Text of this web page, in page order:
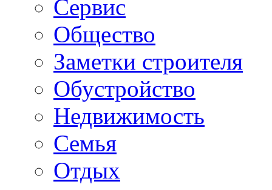
Сервис
Общество
Заметки строителя
Обустройство
Недвижимость
Семья
Отдых